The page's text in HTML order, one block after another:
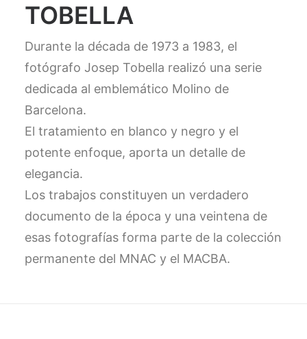
TOBELLA
Durante la década de 1973 a 1983, el
fotógrafo Josep Tobella realizó una serie
dedicada al emblemático Molino de
Barcelona.
El tratamiento en blanco y negro y el
potente enfoque, aporta un detalle de
elegancia.
Los trabajos constituyen un verdadero
documento de la época y una veintena de
esas fotografías forma parte de la colección
permanente del MNAC y el MACBA.